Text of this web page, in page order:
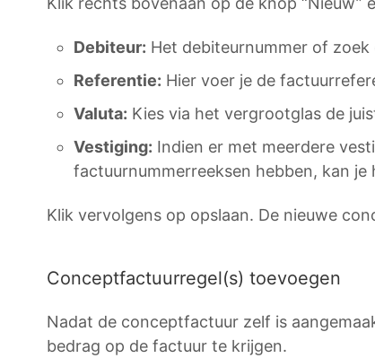
Debiteur: Het debiteurnummer of
Referentie: Hier voer je de
Valuta: Kies via het vergrootglas de
Vestiging: Indien er met meerdere
factuurnummerreeksen hebben, kan
Klik vervolgens op opslaan. De nieuwe
Conceptfactuurregel(s) toevoegen
Nadat de conceptfactuur zelf is
bedrag op de factuur te krijgen.